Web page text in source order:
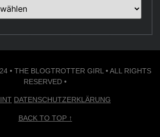
• THE BLOGTROTTER GIRL • ALL RIGHTS
RESERVED •
DATENSCHUTZERKLÄRUNG
BACK TO TOP ↑